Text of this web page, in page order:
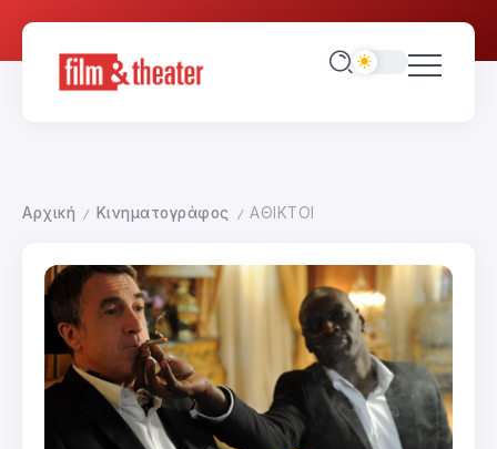
Αρχική / Κινηματογράφος / ΑΘΙΚΤΟΙ